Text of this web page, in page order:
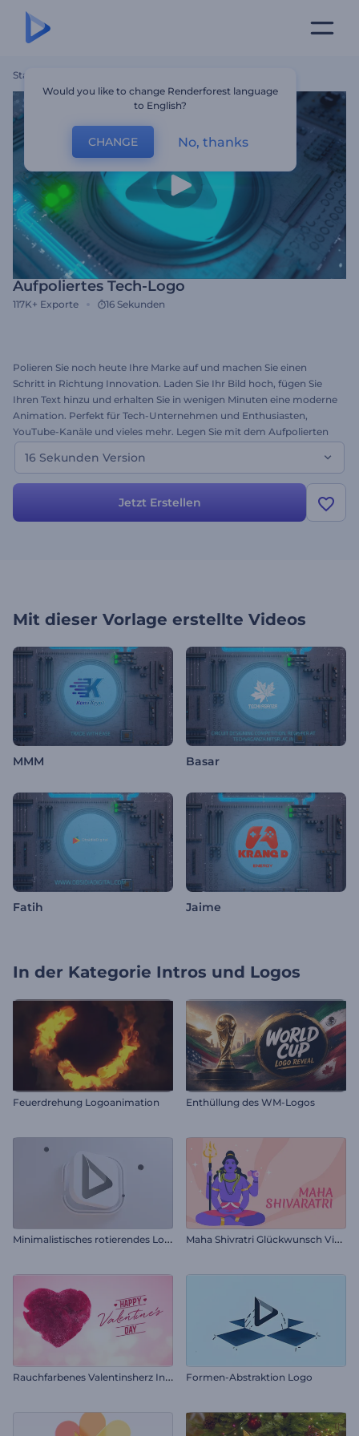
Startseite
Aufpoliertes Tech-Logo
117K+ Exporte 16 Sekunden
Polieren Sie noch heute Ihre Marke auf und machen Sie einen
Schritt in Richtung Innovation. Laden Sie Ihr Bild hoch, fügen Sie
Ihren Text hinzu und erhalten Sie in wenigen Minuten eine moderne
Animation. Perfekt für Tech-Unternehmen und Enthusiasten,
YouTube-Kanäle und vieles mehr. Legen Sie mit dem Aufpolierten
Tech-Logo-Reveal jetzt los. Probieren Sie es kostenlos aus․ Dies ist
die 16 Sekunden Version!
16 Sekunden Version
Jetzt Erstellen
Mit dieser Vorlage erstellte Videos
MMM Basar
Fatih Jaime
In der Kategorie Intros und Logos
Feuerdrehung Logoanimation Enthüllung des WM-Logos
M
inimalistisches rotierendes Logo M
aha Shivratri Glückwunsch Video
R
auchfarbenes Valentinsherz Intro Formen-Abstraktion Logo
Would you like to change Renderforest language
to English?
CHANGE No, thanks